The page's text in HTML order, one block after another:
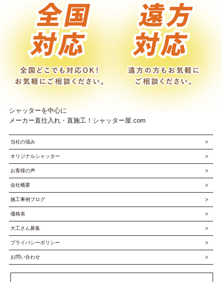
シャッターを中心に
メーカー直仕入れ・直施工！シャッター屋.com
当社の強み
オリジナルシャッター
お客様の声
会社概要
施工事例ブログ
価格表
大工さん募集
プライバシーポリシー
お問い合わせ